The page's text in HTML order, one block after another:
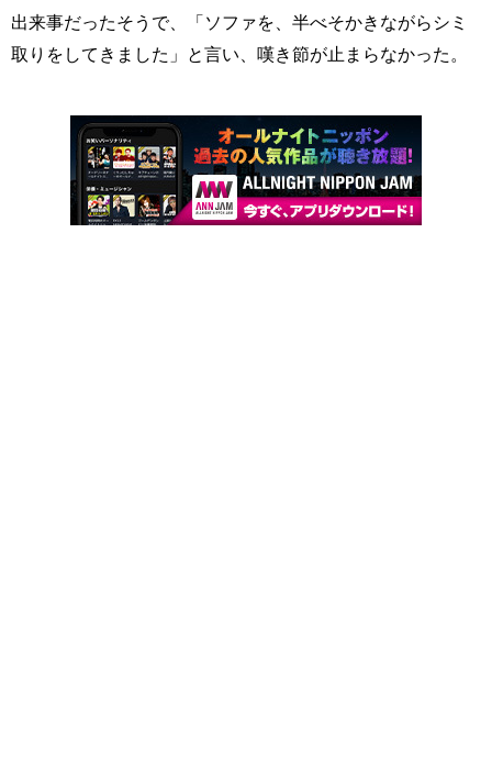
出来事だったそうで、「ソファを、半べそかきながらシミ
取りをしてきました」と言い、嘆き節が止まらなかった。